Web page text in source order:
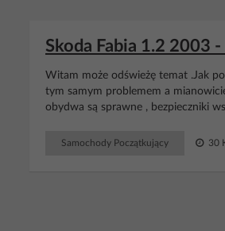
Skoda Fabia 1.2 2003
Witam może odświeżę temat .Jak
tym samym problemem a
obydwa są sprawne , bezpieczniki
Samochody Początkujący 30